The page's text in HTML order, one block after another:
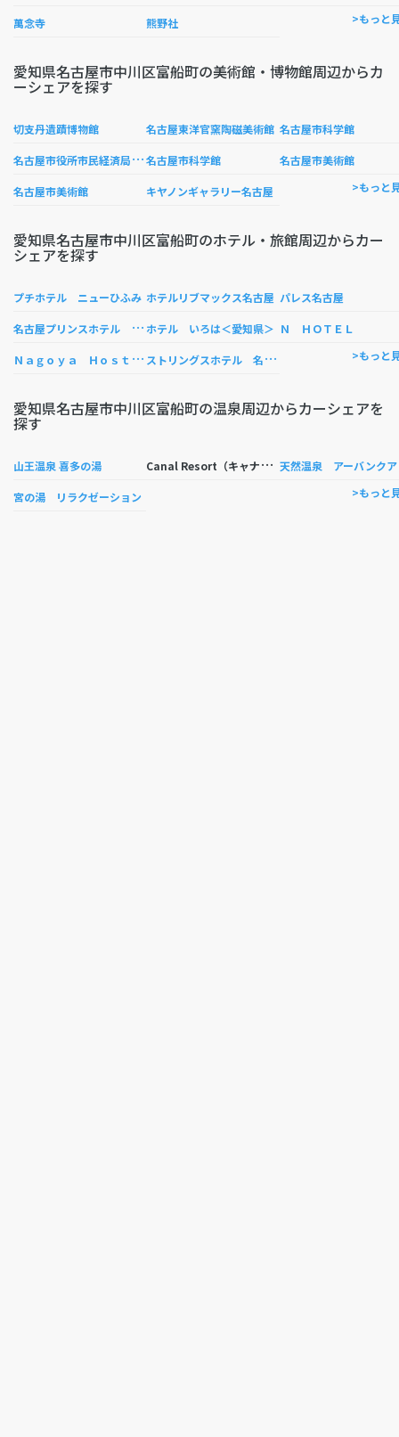
萬念寺 熊野社 >もっと
愛知県名古屋市中川区富船町の美術館・博物館周辺からカ
ーシェアを探す
切支丹遺蹟博物館 名古屋東洋官窯陶磁美術館 名古屋市科学館
名
古屋市役所市民経済局演劇練習館名古屋市科学館 名古屋市美術館
名古屋市美術館 キヤノンギャラリー名古屋 >もっと
愛知県名古屋市中川区富船町のホテル・旅館周辺からカー
シェアを探す
プチホテル ニューひふみ ホテルリブマックス名古屋 パレス名古屋
名
古屋プリンスホテル スカイタワー ホテル いろは＜愛知県＞ Ｎ ＨＯＴＥＬ
Ｎ
ａｇｏｙａ Ｈｏｓｔｅｌ Ｔｈｅ Ｔｈｒｅｅ Ｓｍｉｌｅｓ ス
トリングスホテル 名古屋 >もっと
愛知県名古屋市中川区富船町の温泉周辺からカーシェアを
探す
山王温泉 喜多の湯 C
anal Resort（キャナルリゾート） 天然温泉 アーバンクア
宮の湯 リラクゼーション >もっと